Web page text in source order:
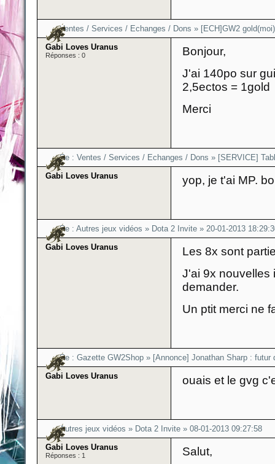
Ventes / Services / Echanges / Dons » [ECH]GW2
Gabi Loves Uranus
Réponses : 0
Bonjour,
J'ai 140po sur
2,5ectos = 1gold
Merci
Re : Ventes / Services / Echanges / Dons » [SERVICE]
Gabi Loves Uranus
yop, je t'ai MP.
Re : Autres jeux vidéos » Dota 2 Invite » 20-01-2013
Gabi Loves Uranus
Les 8x sont
J'ai 9x nouvelles
demander.
Un ptit merci ne
Re : Gazette GW2Shop » [Annonce] Jonathan Sharp : futur
Gabi Loves Uranus
ouais et le gvg
Autres jeux vidéos » Dota 2 Invite » 08-01-2013 09:27:58
Gabi Loves Uranus
Réponses : 1
Salut,